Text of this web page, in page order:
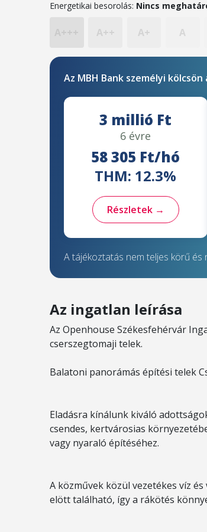
Energetikai besorolás: Nincs
A++ A+ A
Az MBH Bank személyi
3 millió Ft
6 évre
58 305 Ft/hó
THM: 12.3%
Részletek →
A tájékoztatás nem teljes körű és
Az ingatlan leírása
Az Openhouse Székesfehérvár
cserszegtomaji telek.
Balatoni panorámás építési telek
Eladásra kínálunk kiváló
csendes, kertvárosias
vagy nyaraló építéséhez.
A közművek közül vezetékes víz
elött található, így a rákötés